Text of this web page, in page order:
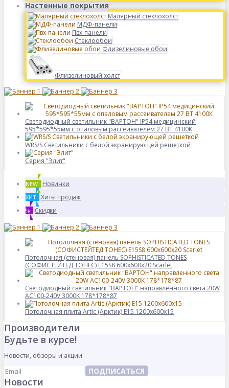
Настенные покрытия
Малярный стеклохолст
МДФ-панели
Пвх-панели
Стеклообои
Флизелиновые обои
Флизелиновый холст
Светодиодный светильник "ВАРТОН" IP54 медицинский
595*595*55мм с опаловым рассеивателем 27 ВТ 4100К
WRS/S Светильники с белой экранирующей решеткой
Серия "Элит"
NEW Новинки
ХИТ Хиты продаж
% Скидки
Потолочная (стеновая) панель SOPHISTICATED TONES
(СОФИСТЕЙТЕД ТОНЕС) E15S8 600x600x20 Scarlet
Светодиодный светильник "ВАРТОН" направленного света 20W
AC100-240V 3000K 178*178*87
Потолочная плита Artic (Арктик) E15 1200x600x15
Производители
Будьте в курсе!
Новости, обзоры и акции
ПОДПИСАТЬСЯ
Новости